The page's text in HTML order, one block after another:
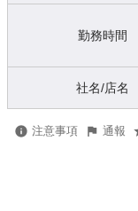
勤務時間
社名/店名
注意事項 通報